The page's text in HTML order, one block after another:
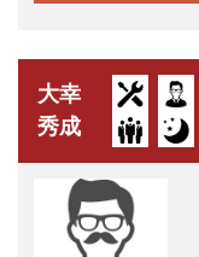
大幸
秀成